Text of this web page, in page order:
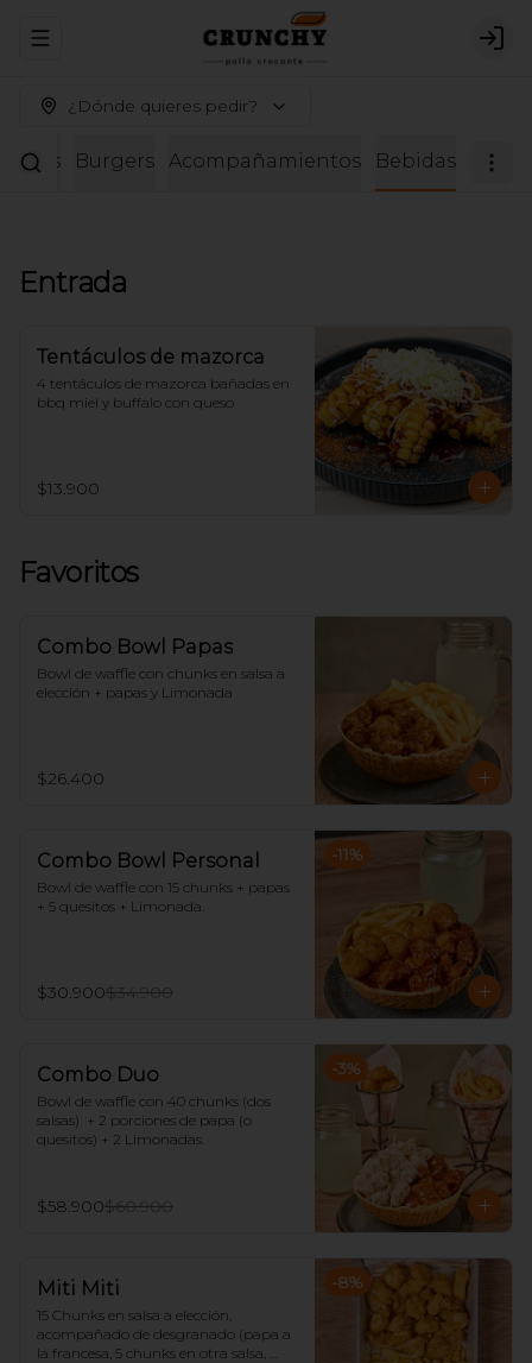
Abrir menu de navegación
¿Dónde quieres pedir?
Alitas Burgers Acompañamientos Bebidas
Entrada
Tentáculos de mazorca
4 tentáculos de mazorca bañadas en
bbq miel y buffalo con queso
$13.900
Favoritos
Combo Bowl Papas
Bowl de waffle con chunks en salsa a
elección + papas y Limonada
$26.400
-11%
Combo Bowl Personal
Bowl de waffle con 15 chunks + papas
+ 5 quesitos + Limonada.
$30.900$34.900
-3%
Combo Duo
Bowl de waffle con 40 chunks (dos
salsas)  + 2 porciones de papa (o
quesitos) + 2 Limonadas.
$58.900$60.900
-8%
Miti Miti
15 Chunks en salsa a elección,
acompañado de desgranado (papa a
la francesa, 5 chunks en otra salsa,